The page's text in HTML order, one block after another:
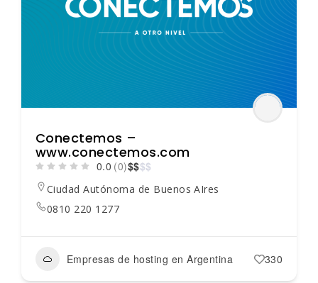
Conectemos –
www.conectemos.com
0.0 (0)$$$$
Ciudad Autónoma de Buenos AIres
0810 220 1277
Empresas de hosting en Argentina 330